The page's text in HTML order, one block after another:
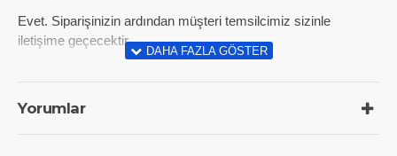
Evet. Siparişinizin ardından müşteri temsilcimiz sizinle
iletişime geçecektir.
havada kalır?
Yorumlar